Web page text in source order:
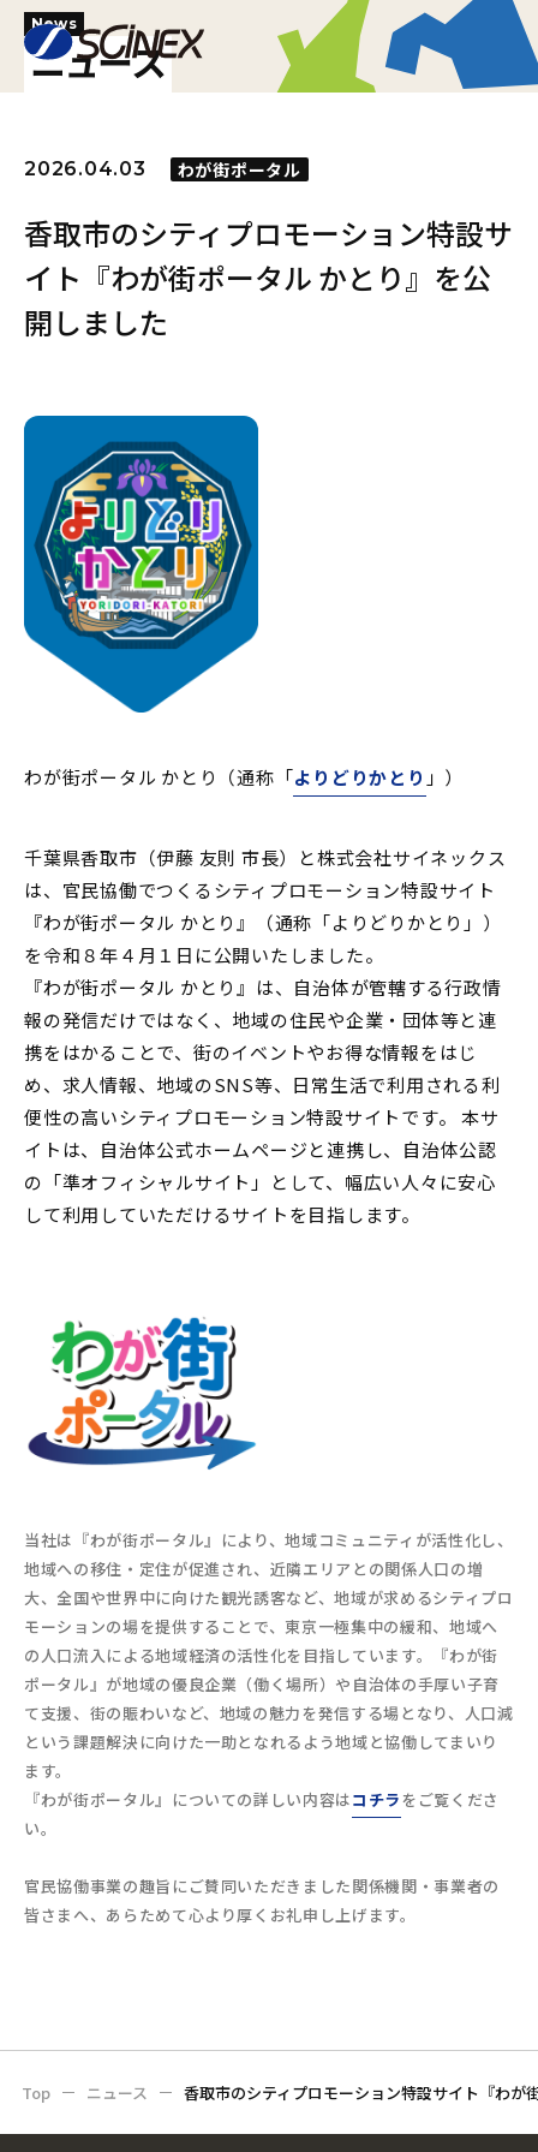
News
ニュース
2026.04.03 わが街ポータル
香取市のシティプロモーション特設サ
イト『わが街ポータル かとり』を公
開しました
わが街ポータル かとり（通称「よりどりかとり 」）
千葉県香取市（伊藤 友則 市長）と株式会社サイネックス
は、官民協働でつくるシティプロモーション特設サイト
『わが街ポータル かとり』（通称「よりどりかとり」）
を令和８年４月１日に公開いたしました。
『わが街ポータル かとり』は、自治体が管轄する行政情
報の発信だけではなく、地域の住民や企業・団体等と連
携をはかることで、街のイベントやお得な情報をはじ
め、求人情報、地域のSNS等、日常生活で利用される利
便性の高いシティプロモーション特設サイトです。 本サ
イトは、自治体公式ホームページと連携し、自治体公認
の「準オフィシャルサイト」として、幅広い人々に安心
して利用していただけるサイトを目指します。
当社は『わが街ポータル』により、地域コミュニティが活性化し、
地域への移住・定住が促進され、近隣エリアとの関係人口の増
大、全国や世界中に向けた観光誘客など、地域が求めるシティプロ
モーションの場を提供することで、東京一極集中の緩和、地域へ
の人口流入による地域経済の活性化を目指しています。『わが街
ポータル』が地域の優良企業（働く場所）や自治体の手厚い子育
て支援、街の賑わいなど、地域の魅力を発信する場となり、人口減
という課題解決に向けた一助となれるよう地域と協働してまいり
ます。
『わが街ポータル』についての詳しい内容はコチラをご覧くださ
い。
官民協働事業の趣旨にご賛同いただきました関係機関・事業者の
皆さまへ、あらためて心より厚くお礼申し上げます。
Top ニュース 香取市のシティプロモーション特設サイト『わが